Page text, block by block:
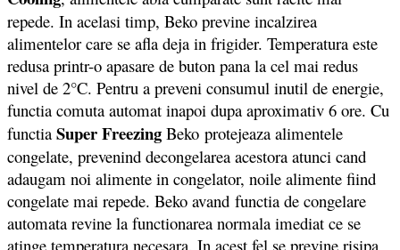
repede. In acelasi timp, Beko previne incalzirea
alimentelor care se afla deja in frigider. Temperatura este
redusa printr-o apasare de buton pana la cel mai redus
nivel de 2°C. Pentru a preveni consumul inutil de energie,
functia comuta automat inapoi dupa aproximativ 6 ore. Cu
functia Super Freezing Beko protejeaza alimentele
congelate, prevenind decongelarea acestora atunci cand
adaugam noi alimente in congelator, noile alimente fiind
congelate mai repede. Beko avand functia de congelare
automata revine la functionarea normala imediat ce se
atinge temperatura necesara. In acest fel se previne risipa